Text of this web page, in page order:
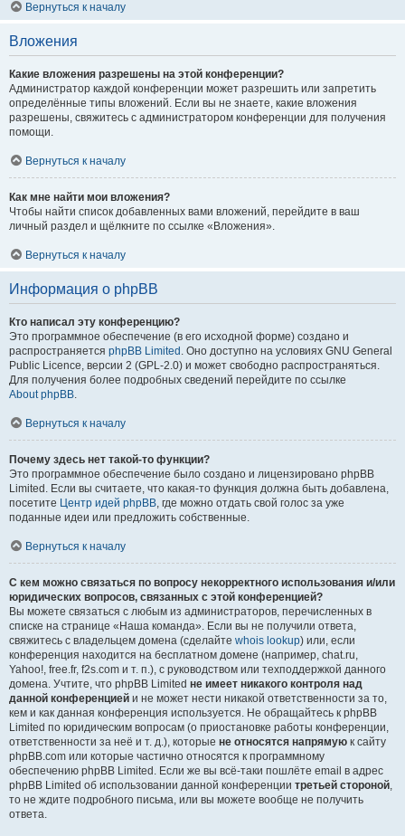
Вернуться к началу
Вложения
Какие вложения разрешены на этой конференции?
Администратор каждой конференции может разрешить или запретить
определённые типы вложений. Если вы не знаете, какие вложения
разрешены, свяжитесь с администратором конференции для получения
помощи.
Вернуться к началу
Как мне найти мои вложения?
Чтобы найти список добавленных вами вложений, перейдите в ваш
личный раздел и щёлкните по ссылке «Вложения».
Вернуться к началу
Информация о phpBB
Кто написал эту конференцию?
Это программное обеспечение (в его исходной форме) создано и
распространяется phpBB Limited . Оно доступно на условиях GNU General
Public Licence, версии 2 (GPL-2.0) и может свободно распространяться.
Для получения более подробных сведений перейдите по ссылке
About phpBB.
Вернуться к началу
Почему здесь нет такой-то функции?
Это программное обеспечение было создано и лицензировано phpBB
Limited. Если вы считаете, что какая-то функция должна быть добавлена,
посетите Центр идей phpBB, где можно отдать свой голос за уже
поданные идеи или предложить собственные.
Вернуться к началу
С кем можно связаться по вопросу некорректного использования и/или
юридических вопросов, связанных с этой конференцией?
Вы можете связаться с любым из администраторов, перечисленных в
списке на странице «Наша команда». Если вы не получили ответа,
свяжитесь с владельцем домена (сделайте whois lookup) или, если
конференция находится на бесплатном домене (например, chat.ru,
Yahoo!, free.fr, f2s.com и т. п.), с руководством или техподдержкой данного
домена. Учтите, что phpBB Limited не имеет никакого контроля над
данной конференцией и не может нести никакой ответственности за то,
кем и как данная конференция используется. Не обращайтесь к phpBB
Limited по юридическим вопросам (о приостановке работы конференции,
ответственности за неё и т. д.), которые не относятся напрямую к сайту
phpBB.com или которые частично относятся к программному
обеспечению phpBB Limited. Если же вы всё-таки пошлёте email в адрес
phpBB Limited об использовании данной конференции третьей стороной,
то не ждите подробного письма, или вы можете вообще не получить
ответа.